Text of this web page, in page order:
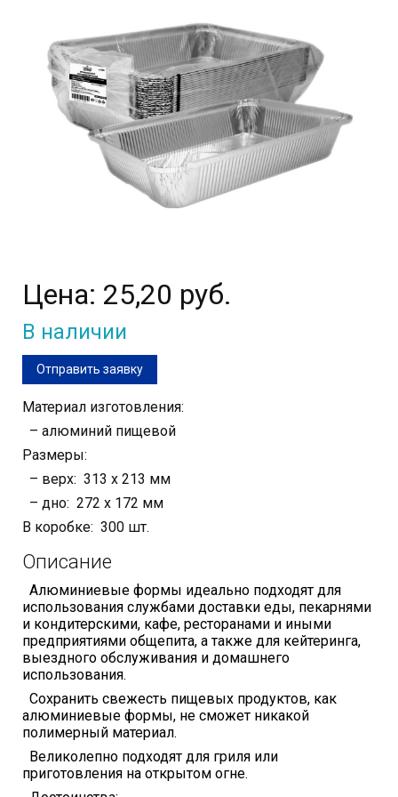
Цена: 25,20 руб.
В наличии
Отправить заявку
Материал изготовления:
– алюминий пищевой
Размеры:
– верх: 313 х 213 мм
– дно: 272 х 172 мм
В коробке: 300 шт.
Описание
Алюминиевые формы идеально подходят для
использования службами доставки еды, пекарнями
и кондитерскими, кафе, ресторанами и иными
предприятиями общепита, а также для кейтеринга,
выездного обслуживания и домашнего
использования.
Сохранить свежесть пищевых продуктов, как
алюминиевые формы, не сможет никакой
полимерный материал.
Великолепно подходят для гриля или
приготовления на открытом огне.